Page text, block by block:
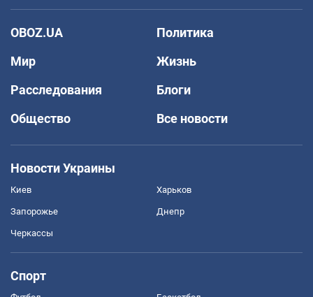
OBOZ.UA
Политика
Мир
Жизнь
Расследования
Блоги
Общество
Все новости
Новости Украины
Киев Харьков
Запорожье Днепр
Черкассы
Спорт